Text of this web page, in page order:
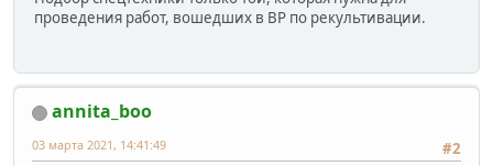
проведения работ, вошедших в ВР по рекультивации.
annita_boo
#2
03 марта 2021, 14:41:49